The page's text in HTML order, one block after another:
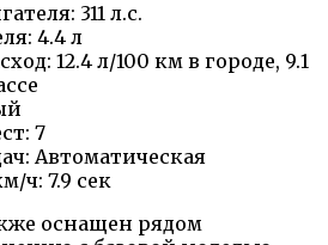
311 л.с.
4.4 л
12.4 л/100 км в городе, 9.1
7
Автоматическая
ч: 7.9 сек
оснащен рядом